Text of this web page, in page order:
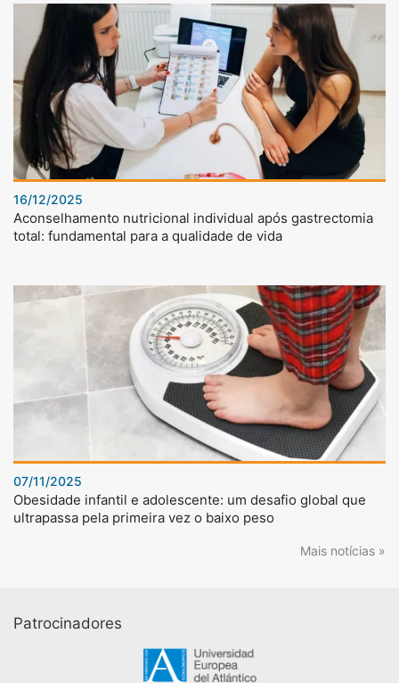
16/12/2025
Aconselhamento nutricional individual após gastrectomia
total: fundamental para a qualidade de vida
07/11/2025
Obesidade infantil e adolescente: um desafio global que
ultrapassa pela primeira vez o baixo peso
Mais notícias »
Patrocinadores